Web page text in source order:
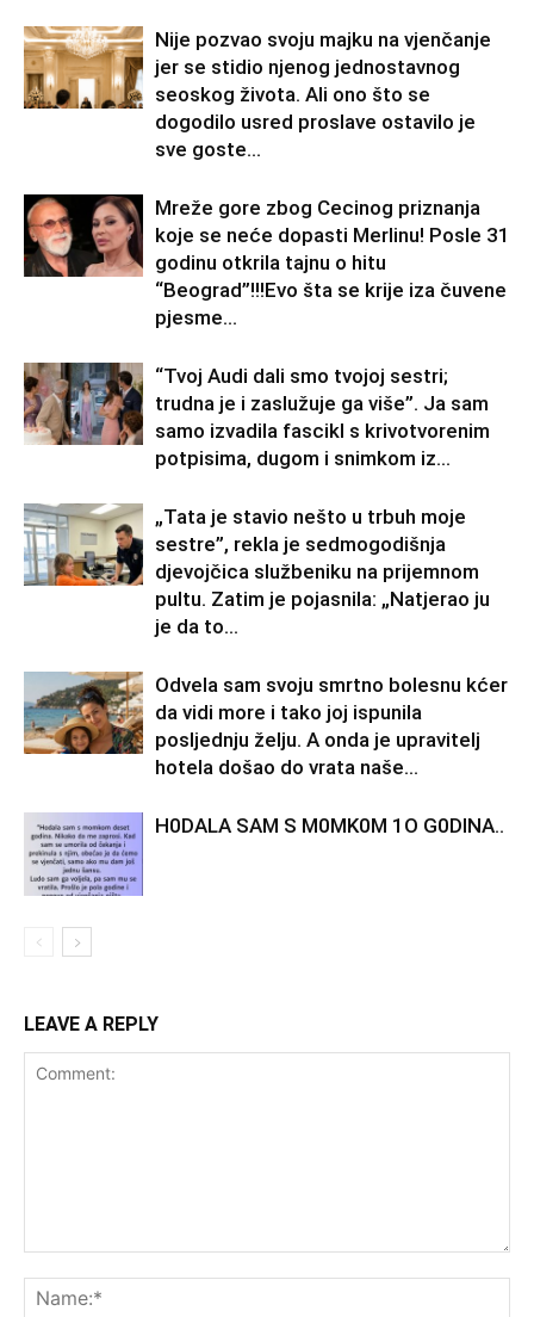
Nije pozvao svoju majku na vjenčanje
jer se stidio njenog jednostavnog
seoskog života. Ali ono što se
dogodilo usred proslave ostavilo je
sve goste...
Mreže gore zbog Cecinog priznanja
koje se neće dopasti Merlinu! Posle 31
godinu otkrila tajnu o hitu
“Beograd”!!!Evo šta se krije iza čuvene
pjesme...
“Tvoj Audi dali smo tvojoj sestri;
trudna je i zaslužuje ga više”. Ja sam
samo izvadila fascikl s krivotvorenim
potpisima, dugom i snimkom iz...
„Tata je stavio nešto u trbuh moje
sestre”, rekla je sedmogodišnja
djevojčica službeniku na prijemnom
pultu. Zatim je pojasnila: „Natjerao ju
je da to...
Odvela sam svoju smrtno bolesnu kćer
da vidi more i tako joj ispunila
posljednju želju. A onda je upravitelj
hotela došao do vrata naše...
H0DALA SAM S M0MK0M 1O G0DINA..
LEAVE A REPLY